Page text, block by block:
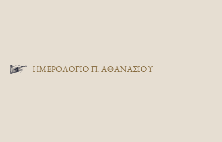
ΗΜΕΡΟΛΟΓΙΟ Π. ΑΘΑΝΑΣΙΟΥ